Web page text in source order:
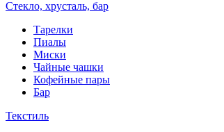
Стекло, хрусталь, бар
Тарелки
Пиалы
Миски
Чайные чашки
Кофейные пары
Бар
Текстиль